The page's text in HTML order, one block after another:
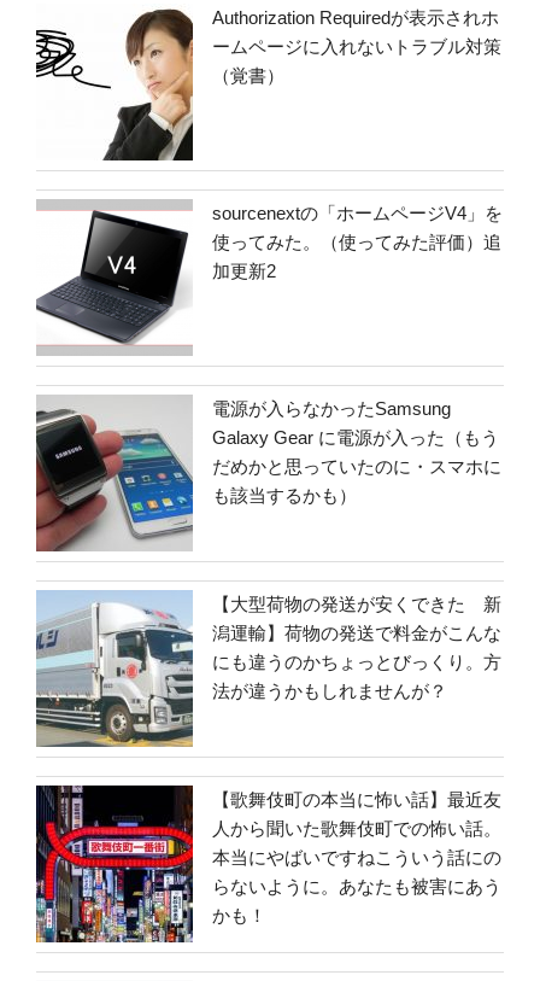
Authorization Requiredが表示されホ
ームページに入れないトラブル対策
（覚書）
sourcenextの「ホームページV4」を
使ってみた。（使ってみた評価）追
加更新2
電源が入らなかったSamsung
Galaxy Gear に電源が入った（もう
だめかと思っていたのに・スマホに
も該当するかも）
【大型荷物の発送が安くできた 新
潟運輸】荷物の発送で料金がこんな
にも違うのかちょっとびっくり。方
法が違うかもしれませんが？
【歌舞伎町の本当に怖い話】最近友
人から聞いた歌舞伎町での怖い話。
本当にやばいですねこういう話にの
らないように。あなたも被害にあう
かも！